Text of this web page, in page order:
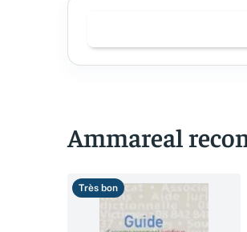
Ammareal
Très bon